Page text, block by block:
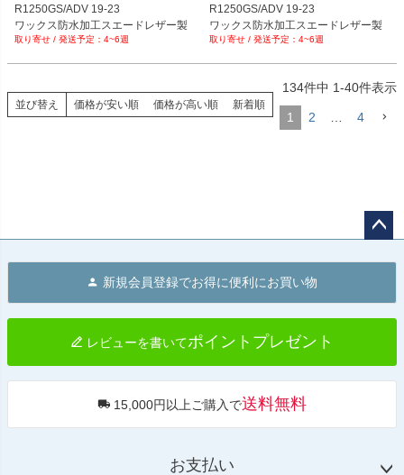
R1250GS/ADV 19-23
ワックス防水加工スエードレザー製
10L-14L
4~6週
R1250GS/ADV 19-23
ワックス防水加工スエードレザー製
22L-30L
4~6週
並び替え 価格が安い順 価格が高い順 新着順
134件中 1-40件表示
1 2 … 4
へ
新規会員登録でお得に便利にお買い物
レビューを書いてポイントプレゼント
15,000円以上ご購入で送料無料
お支払い